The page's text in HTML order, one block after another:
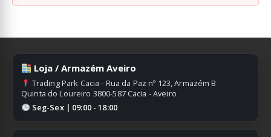
Loja / Armazém Aveiro
Trading Park Cacia - Rua da Paz nº 123, Armazém B
Quinta do Loureiro 3800-587 Cacia - Aveiro
Seg-Sex | 09:00 - 18:00